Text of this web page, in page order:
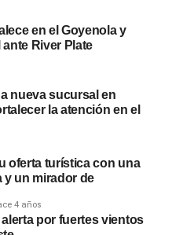
en el Goyenola y
River Plate
nueva sucursal en
la atención en el
oferta turística con una
y un mirador de
4 años
por fuertes vientos